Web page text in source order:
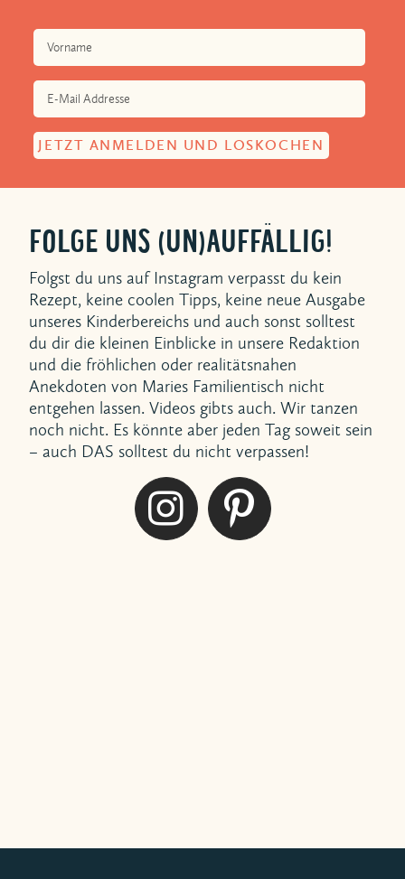
FOLGE UNS (UN)AUFFÄLLIG!
Folgst du uns auf Instagram verpasst du kein
Rezept, keine coolen Tipps, keine neue Ausgabe
unseres Kinderbereichs und auch sonst solltest
du dir die kleinen Einblicke in unsere Redaktion
und die fröhlichen oder realitätsnahen
Anekdoten von Maries Familientisch nicht
entgehen lassen. Videos gibts auch. Wir tanzen
noch nicht. Es könnte aber jeden Tag soweit sein
– auch DAS solltest du nicht verpassen!